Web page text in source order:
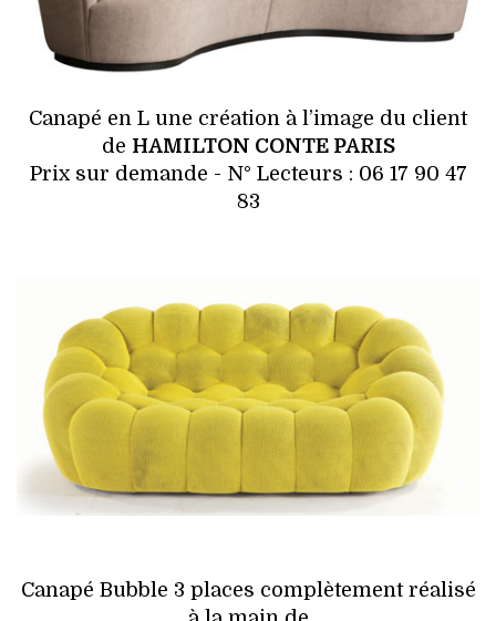
Canapé en L une création à l’image du client
de HAMILTON CONTE PARIS
Prix sur demande - N° Lecteurs : 06 17 90 47
83
Canapé Bubble 3 places complètement réalisé